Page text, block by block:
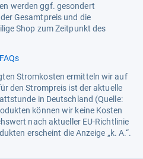
werden ggf. gesondert
Gesamtpreis und die
Shop zum Zeitpunkt des
Stromkosten ermitteln wir auf
den Strompreis ist der aktuelle
in Deutschland (Quelle:
können wir keine Kosten
nach aktueller EU-Richtlinie
erscheint die Anzeige „k. A.“.